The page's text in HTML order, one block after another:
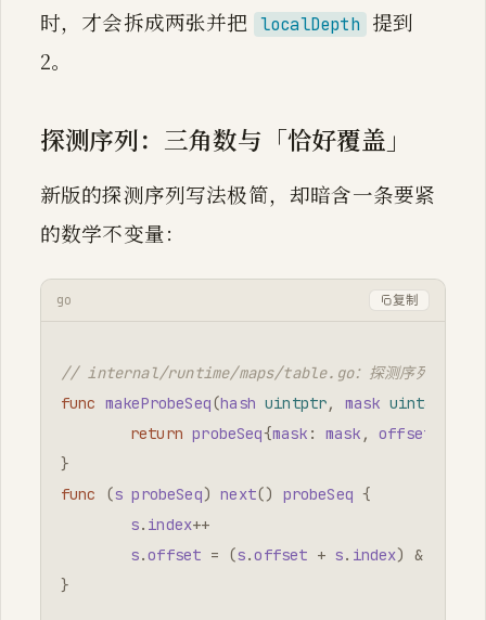
时，才会拆成两张并把
localDepth 提到
2。
探测序列：三角数与「恰好覆盖」
新版的探测序列写法极简，却暗含一条要紧
的数学不变量：
go 复制
// internal/runtime/maps/table.go：探测序列（速写
func makeProbeSeq(hash uintptr, mask uint64
return probeSeq{mask : mask , offset
}
func
(s probeSeq) next() probeSeq {
s. index++
s.offset = (s.offset + s. index) &
}